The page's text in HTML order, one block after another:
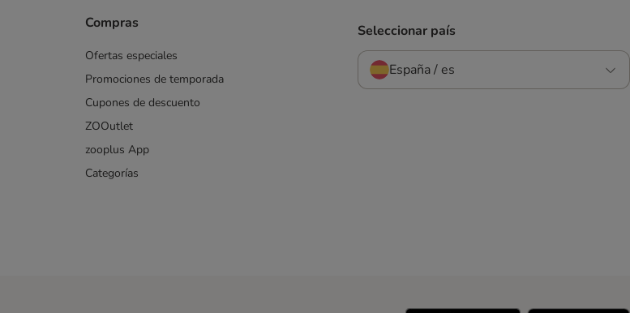
Compras
Ofertas especiales
Promociones de temporada
Cupones de descuento
ZOOutlet
zooplus App
Categorías
Seleccionar país
España / es